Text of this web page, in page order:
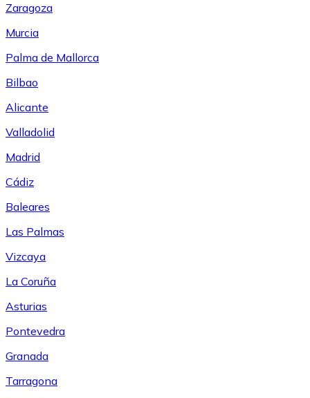
Zaragoza
Murcia
Palma de Mallorca
Bilbao
Alicante
Valladolid
Madrid
Cádiz
Baleares
Las Palmas
Vizcaya
La Coruña
Asturias
Pontevedra
Granada
Tarragona